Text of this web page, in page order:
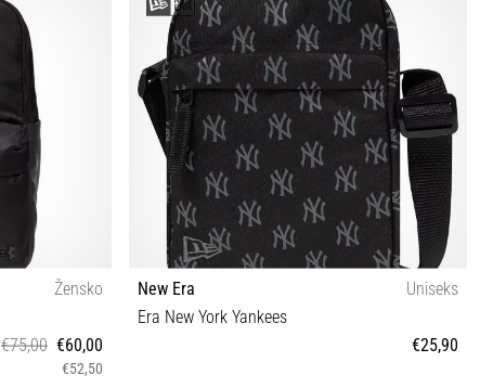
Žensko
€75,00 €60,00
€52,50
New Era
Uniseks
Era New York Yankees
€25,90